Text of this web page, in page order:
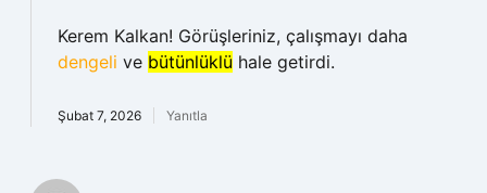
Kerem Kalkan! Görüşleriniz, çalışmayı daha
dengeli ve bütünlüklü hale getirdi.
Şubat 7, 2026 Yanıtla